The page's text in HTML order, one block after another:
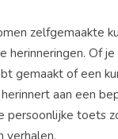
zelfgemaakte
herinneringen. Of
gemaakt of een
aan een
persoonlijke toets
verhalen.